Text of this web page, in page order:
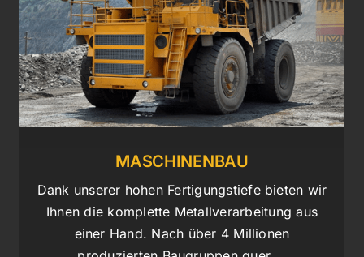
MASCHINENBAU
Dank unserer hohen Fertigungstiefe bieten wir
Ihnen die komplette Metallverarbeitung aus
einer Hand. Nach über 4 Millionen